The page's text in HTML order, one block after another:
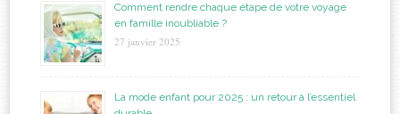
Comment rendre chaque étape de votre voyage
en famille inoubliable ?
27 janvier 2025
La mode enfant pour 2025 : un retour à l’essentiel